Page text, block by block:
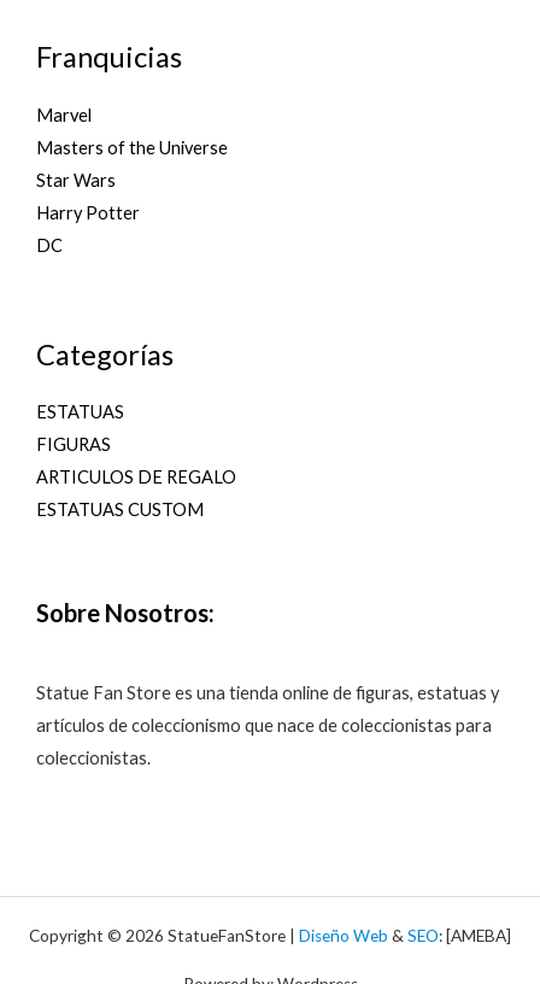
Franquicias
Marvel
Masters of the Universe
Star Wars
Harry Potter
DC
Categorías
ESTATUAS
FIGURAS
ARTICULOS DE REGALO
ESTATUAS CUSTOM
Sobre Nosotros:
Statue Fan Store es una tienda online de figuras, estatuas y
artículos de coleccionismo que nace de coleccionistas para
coleccionistas.
Copyright © 2026 StatueFanStore | Diseño Web & SEO: [AMEBA]